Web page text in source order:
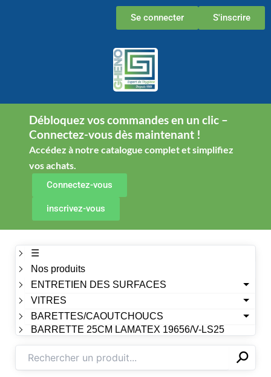
S'inscrire
Se connecter
Débloquez vos commandes en un clic –
Connectez-vous dès maintenant !
Accédez à notre catalogue complet et simplifiez
vos achats.
Connectez-vous
inscrivez-vous
☰
Nos produits
ENTRETIEN DES SURFACES
VITRES
BARETTES/CAOUTCHOUCS
BARRETTE 25CM LAMATEX 19656/V-LS25
✕⚲